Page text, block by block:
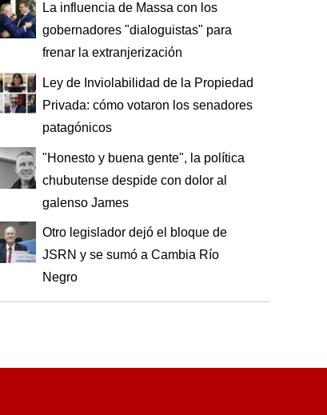
La influencia de Massa con los
gobernadores "dialoguistas" para
frenar la extranjerización
Ley de Inviolabilidad de la Propiedad
Privada: cómo votaron los senadores
patagónicos
"Honesto y buena gente", la política
chubutense despide con dolor al
galenso James
Otro legislador dejó el bloque de
JSRN y se sumó a Cambia Río
Negro